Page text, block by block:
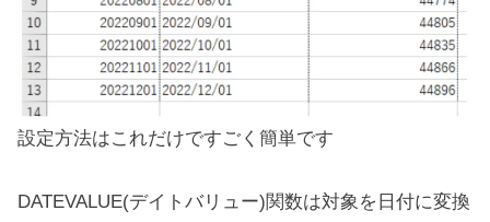
設定方法はこれだけですごく簡単です
DATEVALUE(デイトバリュー)関数は対象を日付に変換